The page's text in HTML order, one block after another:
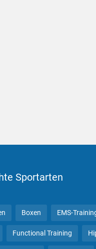
Sportarten
Boxen EMS-
Functional Training